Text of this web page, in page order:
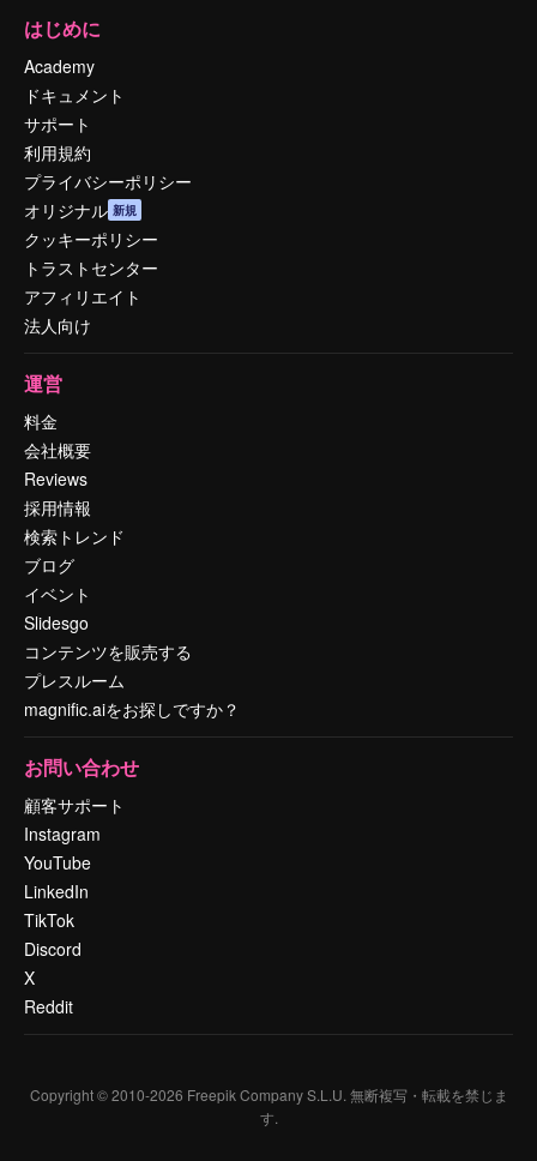
はじめに
Academy
ドキュメント
サポート
利用規約
プライバシーポリシー
オリジナル 新規
クッキーポリシー
トラストセンター
アフィリエイト
法人向け
運営
料金
会社概要
Reviews
採用情報
検索トレンド
ブログ
イベント
Slidesgo
コンテンツを販売する
プレスルーム
magnific.aiをお探しですか？
お問い合わせ
顧客サポート
Instagram
YouTube
LinkedIn
TikTok
Discord
X
Reddit
Copyright © 2010-2026 Freepik Company S.L.U. 無断複写・転載を禁じま
す.